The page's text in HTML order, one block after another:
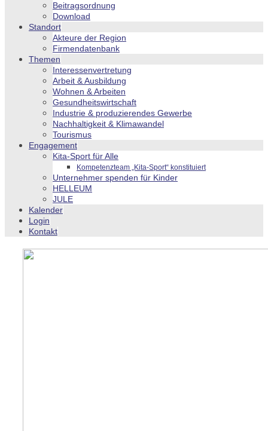
Beitragsordnung
Download
Standort
Akteure der Region
Firmendatenbank
Themen
Interessenvertretung
Arbeit & Ausbildung
Wohnen & Arbeiten
Gesundheitswirtschaft
Industrie & produzierendes Gewerbe
Nachhaltigkeit & Klimawandel
Tourismus
Engagement
Kita-Sport für Alle
Kompetenzteam „Kita-Sport“ konstituiert
Unternehmer spenden für Kinder
HELLEUM
JULE
Kalender
Login
Kontakt